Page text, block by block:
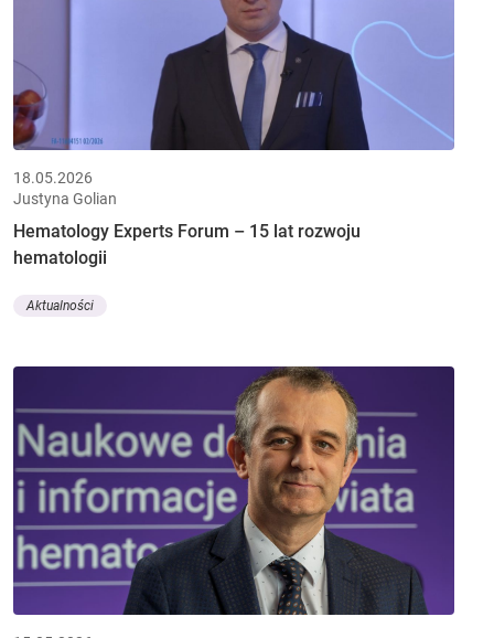
18.05.2026
Justyna Golian
Hematology Experts Forum – 15 lat rozwoju
hematologii
Aktualności